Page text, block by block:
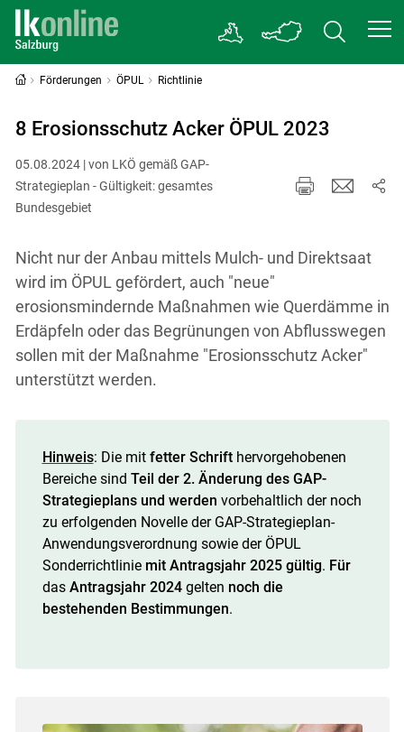
Förderungen ÖPUL Richtlinie
8 Erosionsschutz Acker ÖPUL 2023
05.08.2024 | von LKÖ gemäß GAP-
Strategieplan - Gültigkeit: gesamtes
Bundesgebiet
Nicht nur der Anbau mittels Mulch- und Direktsaat
wird im ÖPUL gefördert, auch "neue"
erosionsmindernde Maßnahmen wie Querdämme in
Erdäpfeln oder das Begrünungen von Abflusswegen
sollen mit der Maßnahme "Erosionsschutz Acker"
unterstützt werden.
Hinweis: Die mit fetter Schrifthervorgehobenen
Bereiche sind Teil der 2. Änderung des GAP-
Strategieplans und werden vorbehaltlich der noch
zu erfolgenden Novelle der GAP-Strategieplan-
Anwendungsverordnung sowie der ÖPUL
Sonderrichtlinie mit Antragsjahr 2025 gültig. Für
das Antragsjahr 2024gelten noch die
bestehenden Bestimmungen.